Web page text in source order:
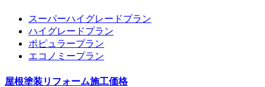
スーパーハイグレードプラン
ハイグレードプラン
ポピュラープラン
エコノミープラン
屋根塗装リフォーム施工価格